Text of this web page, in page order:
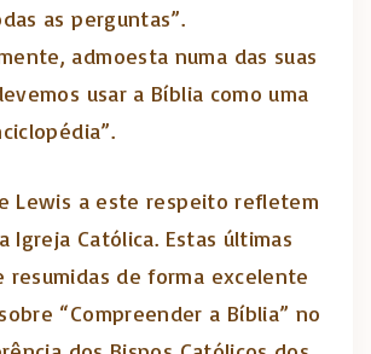
as perguntas”.
admoesta numa das suas
usar a Bíblia como uma
Lewis a este respeito refletem
Igreja Católica. Estas últimas
resumidas de forma excelente
“Compreender a Bíblia” no